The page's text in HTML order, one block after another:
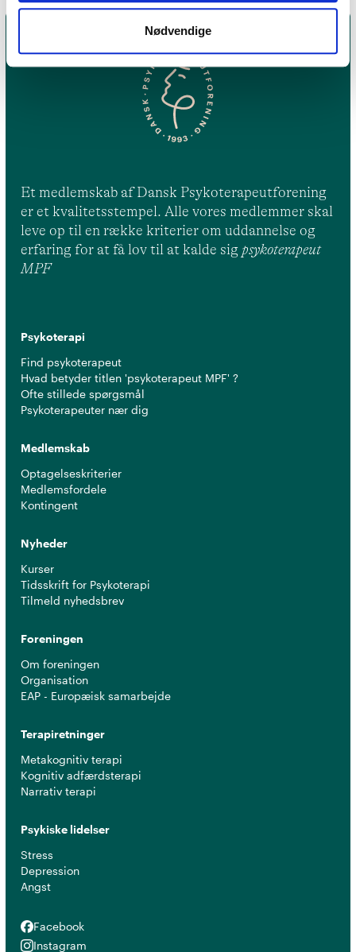
Nødvendige
Et medlemskab af Dansk Psykoterapeutforening
er et kvalitetsstempel. Alle vores medlemmer skal
leve op til en række kriterier om uddannelse og
erfaring for at få lov til at kalde sig psykoterapeut
MPF
Psykoterapi
Find psykoterapeut
Hvad betyder titlen 'psykoterapeut MPF' ?
Ofte stillede spørgsmål
Psykoterapeuter nær dig
Medlemskab
Optagelseskriterier
Medlemsfordele
Kontingent
Nyheder
Kurser
Tidsskrift for Psykoterapi
Tilmeld nyhedsbrev
Foreningen
Om foreningen
Organisation
EAP - Europæisk samarbejde
Terapiretninger
Metakognitiv terapi
Kognitiv adfærdsterapi
Narrativ terapi
Psykiske lidelser
Stress
Depression
Angst
Facebook
Facebook
Instagram
Instagram